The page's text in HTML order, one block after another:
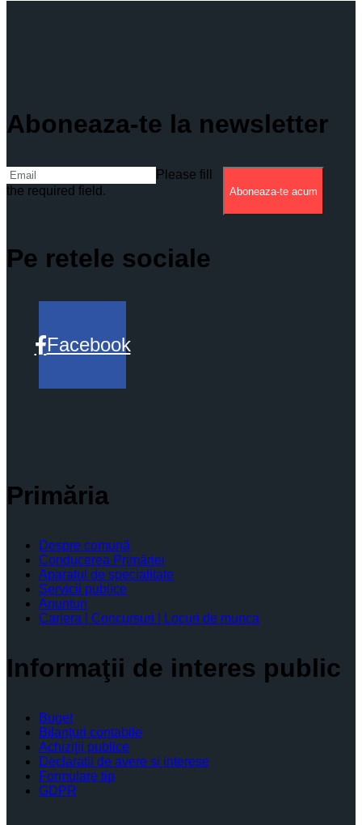
Aboneaza-te la newsletter
Please fill
the required field.
Aboneaza-te acum
Pe retele sociale
Facebook
Primăria
Despre comună
Conducerea Primăriei
Aparatul de specialitate
Servicii publice
Anunturi
Cariera | Concursuri | Locuri de munca
Informaţii de interes public
Buget
Bilanţuri contabile
Achiziţii publice
Declaratii de avere si interese
Formulare tip
GDPR